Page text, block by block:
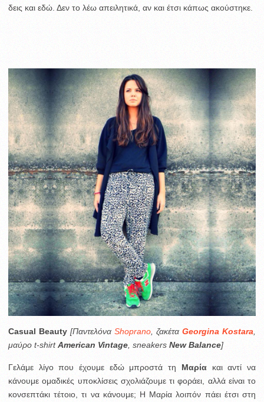
δεις και εδώ. Δεν το λέω απειλητικά, αν και έτσι κάπως ακούστηκε.
Casual Beauty [Παντελόνα Shoprano , ζακέτα Georgina Kostara
μαύρο t-shirtAmerican Vintage , sneakers New Balance]
Γελάμε λίγο που έχουμε εδώ μπροστά τη Μαρίακαι αντί να
κάνουμε ομαδικές υποκλίσεις σχολιάζουμε τι φοράει, αλλά είναι το
κονσεπτάκι τέτοιο, τι να κάνουμε; Η Μαρία λοιπόν πάει έτσι στη